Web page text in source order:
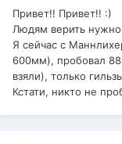
Привет!! Привет!! :)
Людям верить
Я сейчас с
600мм), пробовал
взяли), только
Кстати, никто не